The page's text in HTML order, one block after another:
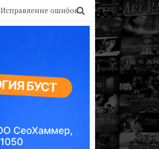
Исправление ошибок